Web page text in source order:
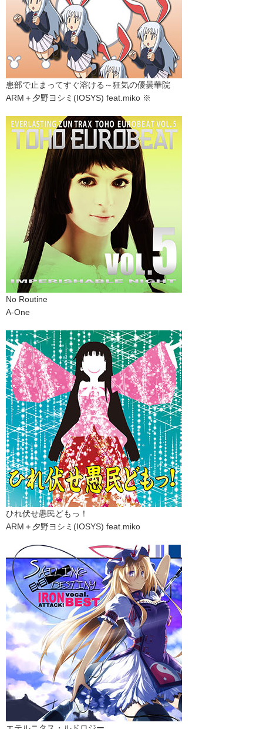
患部で止まってすぐ溶ける～狂気の優曇華院
ARM＋夕野ヨシミ(IOSYS) feat.miko ※
No Routine
A-One
ひれ伏せ愚民どもっ！
ARM＋夕野ヨシミ(IOSYS) feat.miko